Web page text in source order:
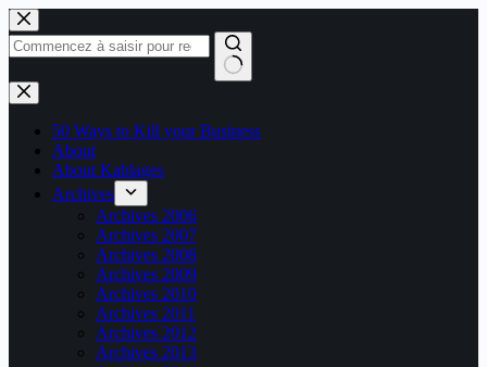
Passer
au
contenu
Aucun
résultat
50 Ways to Kill your Business
About
About Kablages
Archives
Archives 2006
Archives 2007
Archives 2008
Archives 2009
Archives 2010
Archives 2011
Archives 2012
Archives 2013